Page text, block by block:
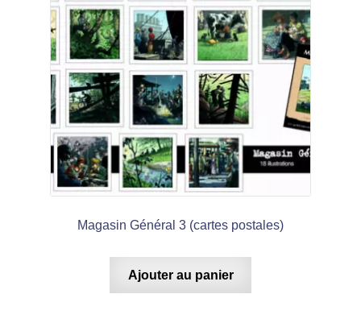
Magasin Général 3 (cartes postales)
Ajouter au panier